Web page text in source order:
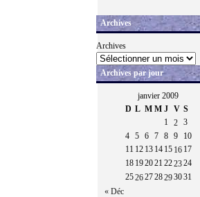
Archives
Archives
Archives par jour
janvier 2009
D L M M J V S
1
2
3
4
5 6 7 8 9
10
11 12 13 14 15 16 17
18 192021 222324
25262728293031
« Déc